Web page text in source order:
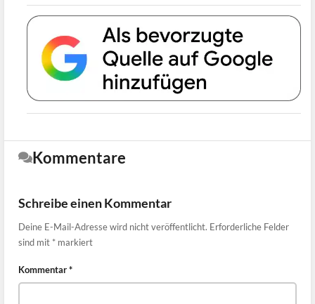
Kommentare
Schreibe einen Kommentar
Deine E-Mail-Adresse wird nicht veröffentlicht. Erforderliche Felder
sind mit * markiert
Kommentar*